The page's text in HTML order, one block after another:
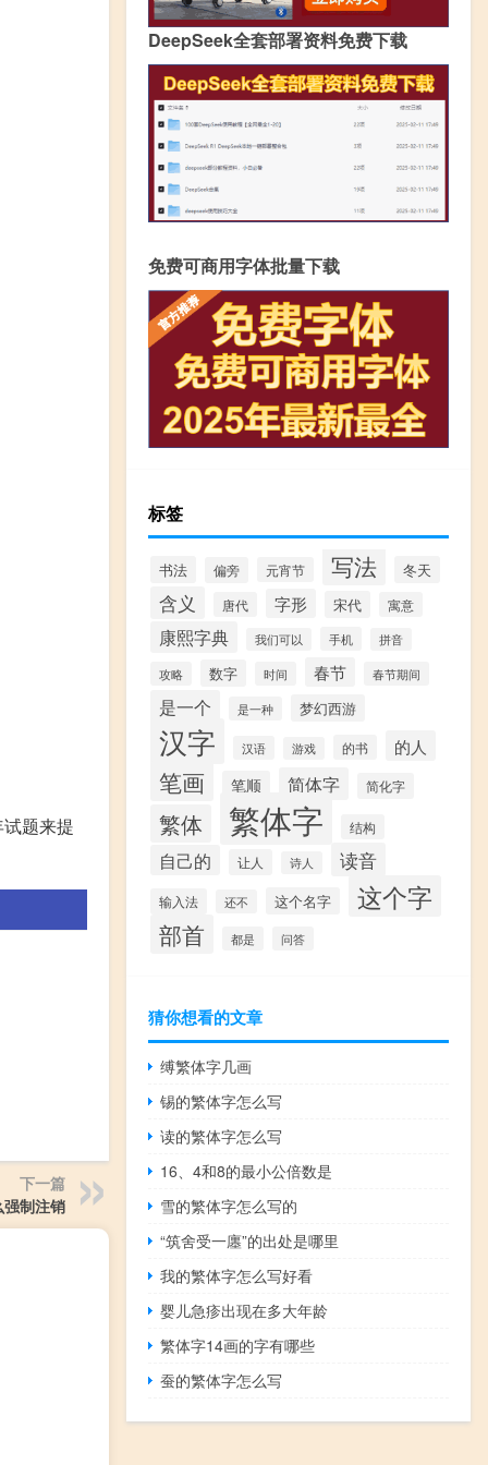
题来提
下一篇
制注销
DeepSeek全套部署资料免费下载
免费可商用字体批量下载
标签
书法 偏旁 元宵节 写法 冬天
含义 唐代 字形 宋代 寓意
康熙字典 我们可以 手机 拼音
攻略 数字 时间 春节 春节期间
是一个 是一种 梦幻西游
汉字 汉语 游戏 的书 的人
笔画 笔顺 简体字 简化字
繁体 繁体字 结构
自己的 让人 诗人 读音
输入法 还不 这个名字 这个字
部首 都是 问答
猜你想看的文章
缚繁体字几画
锡的繁体字怎么写
读的繁体字怎么写
16、4和8的最小公倍数是
雪的繁体字怎么写的
“筑舍受一廛”的出处是哪里
我的繁体字怎么写好看
婴儿急疹出现在多大年龄
繁体字14画的字有哪些
蚕的繁体字怎么写